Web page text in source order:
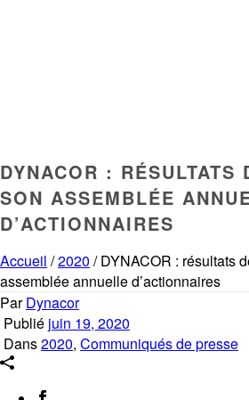
DYNACOR : RÉSULTATS
SON ASSEMBLÉE
D’ACTIONNAIRES
Accueil /2020 / DYNACOR : résultats
assemblée annuelle d’actionnaires
ParDynacor
Publié juin 19, 2020
Dans2020, Communiqués de presse